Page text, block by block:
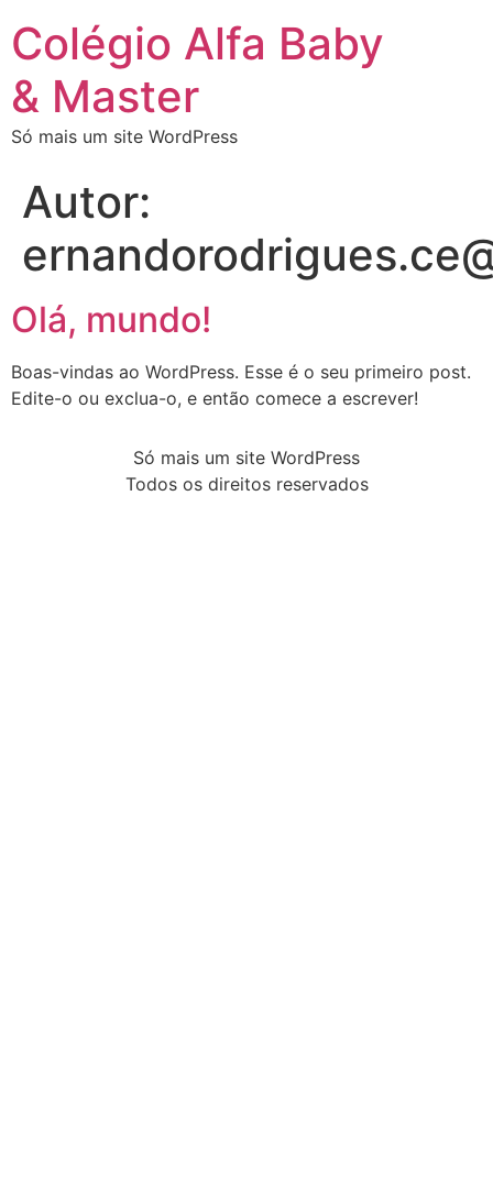
Colégio Alfa Baby
& Master
Só mais um site WordPress
Autor:
Olá, mundo!
Boas-vindas ao WordPress. Esse é o seu primeiro post.
Edite-o ou exclua-o, e então comece a escrever!
Só mais um site WordPress
Todos os direitos reservados